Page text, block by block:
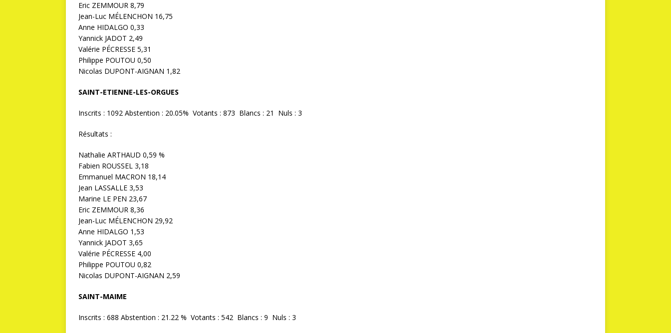
Eric ZEMMOUR 8,79
Jean-Luc MÉLENCHON 16,75
Anne HIDALGO 0,33
Yannick JADOT 2,49
Valérie PÉCRESSE 5,31
Philippe POUTOU 0,50
Nicolas DUPONT-AIGNAN 1,82
SAINT-ETIENNE-LES-ORGUES
Inscrits : 1092 Abstention : 20.05% Votants : 873 Blancs : 21 Nuls : 3
Résultats :
Nathalie ARTHAUD 0,59 %
Fabien ROUSSEL 3,18
Emmanuel MACRON 18,14
Jean LASSALLE 3,53
Marine LE PEN 23,67
Eric ZEMMOUR 8,36
Jean-Luc MÉLENCHON 29,92
Anne HIDALGO 1,53
Yannick JADOT 3,65
Valérie PÉCRESSE 4,00
Philippe POUTOU 0,82
Nicolas DUPONT-AIGNAN 2,59
SAINT-MAIME
Inscrits : 688 Abstention : 21.22 % Votants : 542 Blancs : 9 Nuls : 3